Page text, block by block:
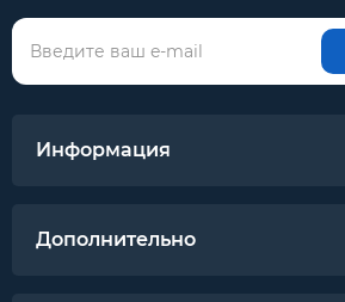
Информация
Дополнительно